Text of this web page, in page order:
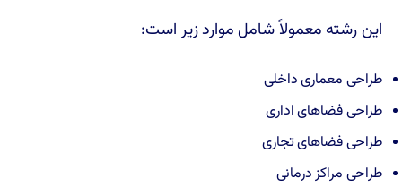
این رشته معمولاً شامل موارد زیر است:
طراحی معماری داخلی
طراحی فضاهای اداری
طراحی فضاهای تجاری
طراحی مراکز درمانی